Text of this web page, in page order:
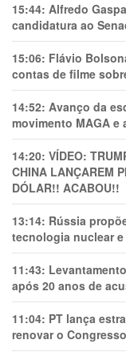
15:44: Alfredo
candidatura ao
15:06: Flávio
contas de filme
14:52: Avanço da
movimento MAGA e
14:20: VÍDEO:
CHINA LANÇAREM
DÓLAR!! ACABOU!!
13:14: Rússia
tecnologia nuclear
11:43:
após 20 anos de
11:04: PT lança
renovar o